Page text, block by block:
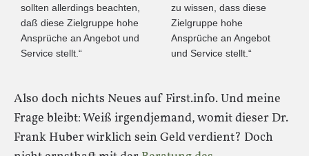
sollten allerdings beachten,
daß diese Zielgruppe hohe
Ansprüche an Angebot und
Service stellt.“
zu wissen, dass diese
Zielgruppe hohe
Ansprüche an Angebot
und Service stellt.“
Also doch nichts Neues auf First.info. Und meine
Frage bleibt: Weiß irgendjemand, womit dieser Dr.
Frank Huber wirklich sein Geld verdient? Doch